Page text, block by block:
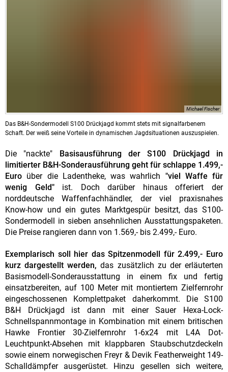
Michael Fischer
Das B&H-Sondermodell S100 Drückjagd kommt stets mit signalfarbenem
Schaft. Der weiß seine Vorteile in dynamischen Jagdsituationen auszuspielen.
Die "nackte"
Basisausführung der S100 Drückjagd in
limitierter B&H-Sonderausführung geht für schlappe 1.499,-
Euro über die Ladentheke, was wahrlich "viel Waffe für
wenig Geld"ist. Doch darüber hinaus offeriert der
norddeutsche Waffenfachhändler, der viel praxisnahes
Know-how und ein gutes Marktgespür besitzt, das S100-
Sondermodell in sieben ansehnlichen Ausstattungspaketen.
Die Preise rangieren dann von 1.569,- bis 2.499,- Euro.
Exemplarisch soll hier das Spitzenmodell für 2.499,- Euro
kurz dargestellt werden,das zusätzlich zu der erläuterten
Basismodell-Sonderausstattung in einem fix und fertig
einsatzbereiten, auf 100 Meter mit montiertem Zielfernrohr
eingeschossenen Komplettpaket daherkommt. Die S100
B&H Drückjagd ist dann mit einer Sauer Hexa-Lock-
Schnellspannmontage in Kombination mit einem britischen
Hawke Frontier 30-Zielfernrohr 1-6x24 mit L4A Dot-
Leuchtpunkt-Absehen mit klappbaren Staubschutzdeckeln
sowie einem norwegischen Freyr & Devik Featherweight 149-
Schalldämpfer ausgerüstet. Hinzu gesellen sich weitere,